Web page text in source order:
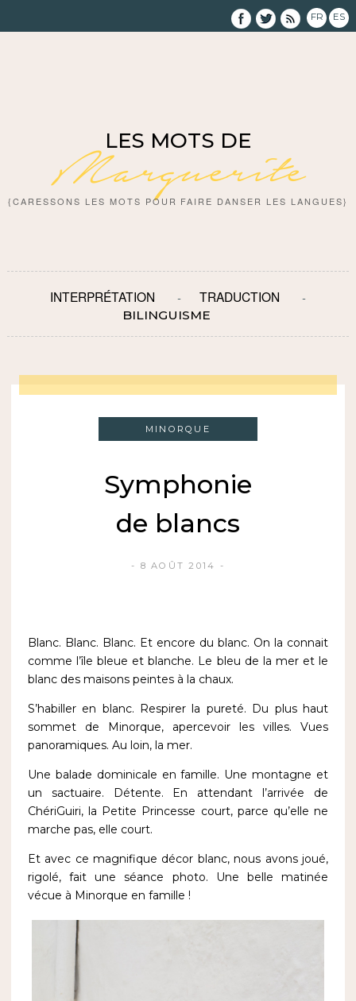
FR ES
LES MOTS DE
Marguerite
{CARESSONS LES MOTS POUR FAIRE DANSER LES LANGUES}
INTERPRÉTATION TRADUCTION
BILINGUISME
MINORQUE
Symphonie
de blancs
8 AOÛT 2014
Blanc. Blanc. Blanc. Et encore du blanc. On la connait
comme l’île bleue et blanche. Le bleu de la mer et le
blanc des maisons peintes à la chaux.
S’habiller en blanc. Respirer la pureté. Du plus haut
sommet de Minorque, apercevoir les villes. Vues
panoramiques. Au loin, la mer.
Une balade dominicale en famille. Une montagne et
un sactuaire. Détente. En attendant l’arrivée de
ChériGuiri, la Petite Princesse court, parce qu’elle ne
marche pas, elle court.
Et avec ce magnifique décor blanc, nous avons joué,
rigolé, fait une séance photo. Une belle matinée
vécue à Minorque en famille !